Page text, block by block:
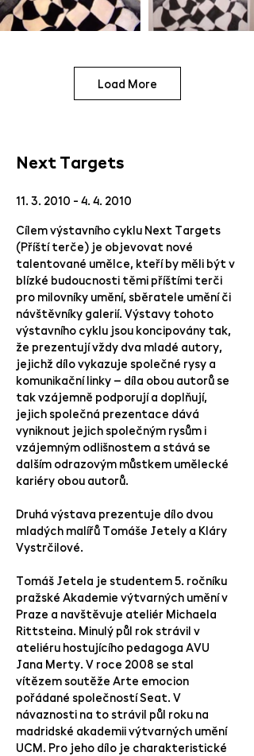
Load More
Next Targets
11. 3. 2010 - 4. 4. 2010
Cílem výstavního cyklu Next Targets
(Příští terče) je objevovat nové
talentované umělce, kteří by měli být v
blízké budoucnosti těmi příštími terči
pro milovníky umění, sběratele umění či
návštěvníky galerií. Výstavy tohoto
výstavního cyklu jsou koncipovány tak,
že prezentují vždy dva mladé autory,
jejichž dílo vykazuje společné rysy a
komunikační linky – díla obou autorů se
tak vzájemně podporují a doplňují,
jejich společná prezentace dává
vyniknout jejich společným rysům i
vzájemným odlišnostem a stává se
dalším odrazovým můstkem umělecké
kariéry obou autorů.
Druhá výstava prezentuje dílo dvou
mladých malířů Tomáše Jetely a Kláry
Vystrčilové.
Tomáš Jetela je studentem 5. ročníku
pražské Akademie výtvarných umění v
Praze a navštěvuje ateliér Michaela
Rittsteina. Minulý půl rok strávil v
ateliéru hostujícího pedagoga AVU
Jana Merty. V roce 2008 se stal
vítězem soutěže Arte emocion
pořádané společností Seat. V
návaznosti na to strávil půl roku na
madridské akademii výtvarných umění
UCM. Pro jeho dílo je charakteristické